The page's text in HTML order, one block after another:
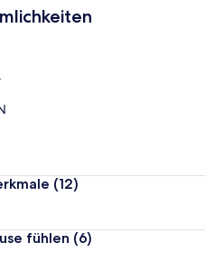
(12)
fühlen (6)